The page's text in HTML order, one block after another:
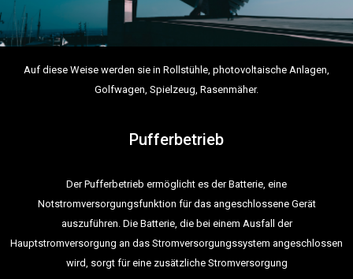
Auf diese Weise werden sie in Rollstühle, photovoltaische Anlagen,
Golfwagen, Spielzeug, Rasenmäher.
Pufferbetrieb
Der Pufferbetrieb ermöglicht es der Batterie, eine
Notstromversorgungsfunktion für das angeschlossene Gerät
auszuführen. Die Batterie, die bei einem Ausfall der
Hauptstromversorgung an das Stromversorgungssystem angeschlossen
wird, sorgt für eine zusätzliche Stromversorgung